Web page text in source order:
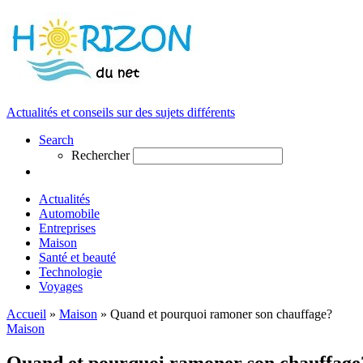
Actualités et conseils sur des sujets différents
Search
Rechercher
Actualités
Automobile
Entreprises
Maison
Santé et beauté
Technologie
Voyages
Accueil » Maison » Quand et pourquoi ramoner son chauffage?
Maison